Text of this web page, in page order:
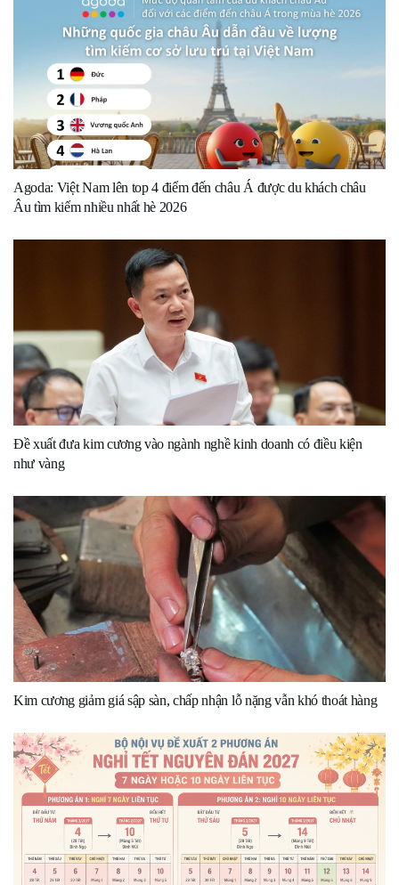
Agoda: Việt Nam lên top 4 điểm đến châu Á được du khách châu
Âu tìm kiếm nhiều nhất hè 2026
Đề xuất đưa kim cương vào ngành nghề kinh doanh có điều kiện
như vàng
Kim cương giảm giá sập sàn, chấp nhận lỗ nặng vẫn khó thoát hàng